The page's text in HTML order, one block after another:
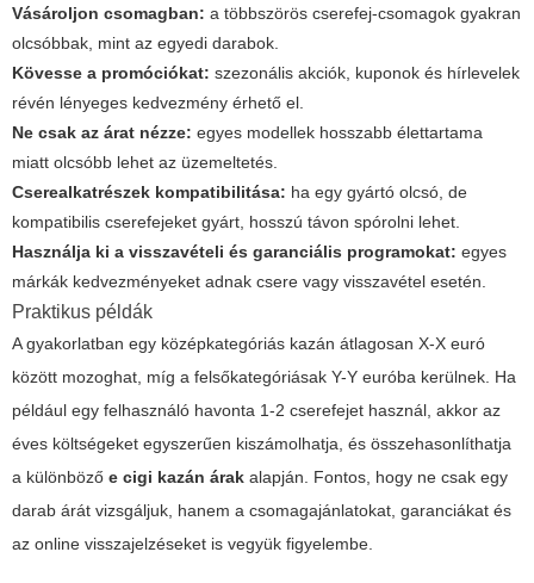
Vásároljon csomagban: a többszörös cserefej-csomagok gyakran
olcsóbbak, mint az egyedi darabok.
Kövesse a promóciókat: szezonális akciók, kuponok és hírlevelek
révén lényeges kedvezmény érhető el.
Ne csak az árat nézze: egyes modellek hosszabb élettartama
miatt olcsóbb lehet az üzemeltetés.
Cserealkatrészek kompatibilitása: ha egy gyártó olcsó, de
kompatibilis cserefejeket gyárt, hosszú távon spórolni lehet.
Használja ki a visszavételi és garanciális programokat: egyes
márkák kedvezményeket adnak csere vagy visszavétel esetén.
Praktikus példák
A gyakorlatban egy középkategóriás kazán átlagosan X-X euró
között mozoghat, míg a felsőkategóriásak Y-Y euróba kerülnek. Ha
például egy felhasználó havonta 1-2 cserefejet használ, akkor az
éves költségeket egyszerűen kiszámolhatja, és összehasonlíthatja
a különböző e cigi kazán árak alapján. Fontos, hogy ne csak egy
darab árát vizsgáljuk, hanem a csomagajánlatokat, garanciákat és
az online visszajelzéseket is vegyük figyelembe.